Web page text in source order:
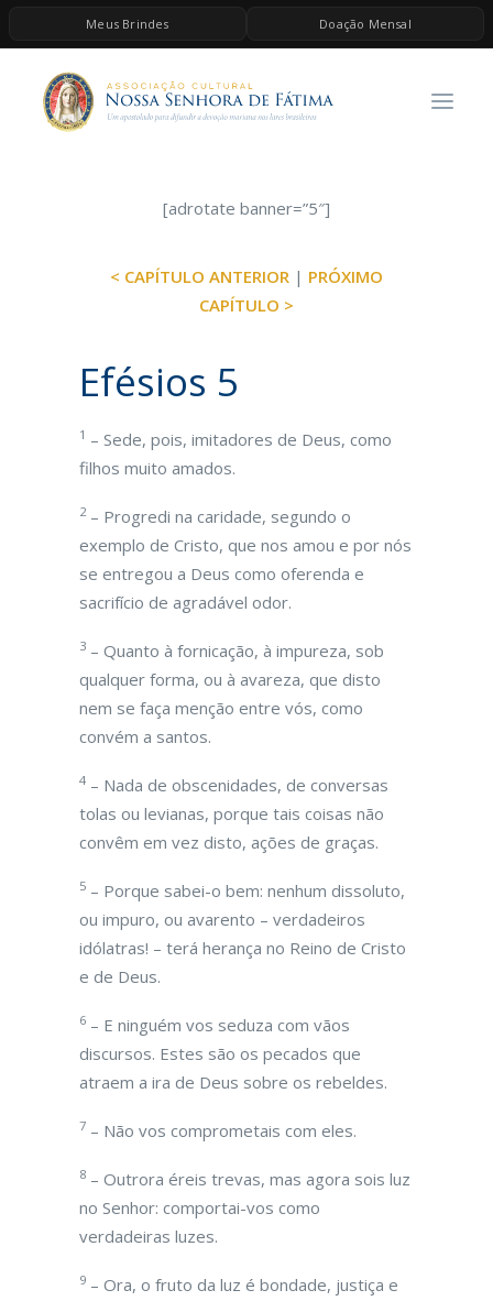
Meus Brindes Doação Mensal
HOME
A ASSOCIAÇÃO
ESPIRITUALIDADE
BRINDES
[adrotate banner=”5″]
< CAPÍTULO ANTERIOR | PRÓXIMO
CAPÍTULO >
Efésios 5
1 – Sede, pois, imitadores de Deus, como
filhos muito amados.
2– Progredi na caridade, segundo o
exemplo de Cristo, que nos amou e por nós
se entregou a Deus como oferenda e
sacrifício de agradável odor.
3 – Quanto à fornicação, à impureza, sob
qualquer forma, ou à avareza, que disto
nem se faça menção entre vós, como
convém a santos.
4 – Nada de obscenidades, de conversas
tolas ou levianas, porque tais coisas não
convêm em vez disto, ações de graças.
5 – Porque sabei-o bem: nenhum dissoluto,
ou impuro, ou avarento – verdadeiros
idólatras! – terá herança no Reino de Cristo
e de Deus.
6 – E ninguém vos seduza com vãos
discursos. Estes são os pecados que
atraem a ira de Deus sobre os rebeldes.
7 – Não vos comprometais com eles.
8 – Outrora éreis trevas, mas agora sois luz
no Senhor: comportai-vos como
verdadeiras luzes.
9 – Ora, o fruto da luz é bondade, justiça e